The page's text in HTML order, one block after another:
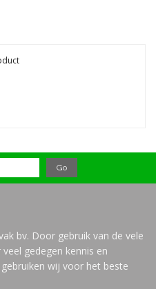
bv. Door gebruik van de vele
gedegen kennis en
wij voor het beste